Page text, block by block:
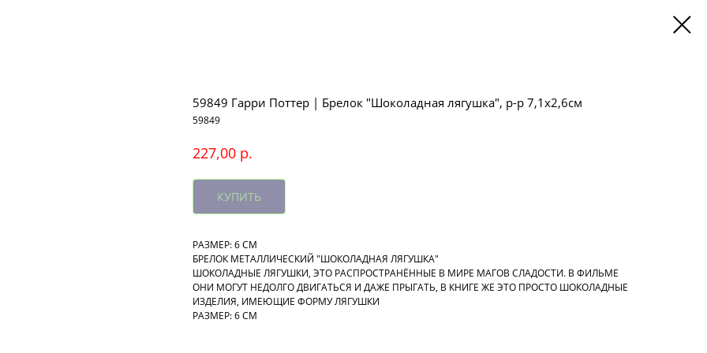
59849 Гарри Поттер | Брелок "Шоколадная лягушка", р-р 7,1х2,6см
59849
227,00 р.
КУПИТЬ
РАЗМЕР: 6 СМ
БРЕЛОК МЕТАЛЛИЧЕСКИЙ "ШОКОЛАДНАЯ ЛЯГУШКА"
ШОКОЛАДНЫЕ ЛЯГУШКИ, ЭТО РАСПРОСТРАНЁННЫЕ В МИРЕ МАГОВ СЛАДОСТИ. В ФИЛЬМЕ
ОНИ МОГУТ НЕДОЛГО ДВИГАТЬСЯ И ДАЖЕ ПРЫГАТЬ, В КНИГЕ ЖЕ ЭТО ПРОСТО ШОКОЛАДНЫЕ
ИЗДЕЛИЯ, ИМЕЮЩИЕ ФОРМУ ЛЯГУШКИ
РАЗМЕР: 6 СМ